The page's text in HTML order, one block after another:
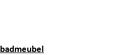
badmeubel